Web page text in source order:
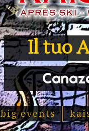
Il tuo
big events